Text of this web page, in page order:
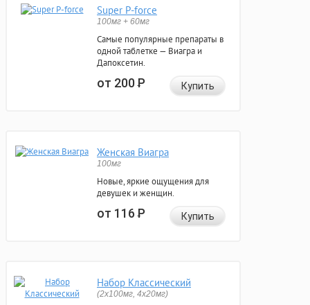
Super P-force
100мг + 60мг
Самые популярные препараты в
одной таблетке — Виагра и
Дапоксетин.
от 200Р Купить
Женская Виагра
100мг
Новые, яркие ощущения для
девушек и женщин.
от 116Р Купить
Набор Классический
(2x100мг, 4x20мг)